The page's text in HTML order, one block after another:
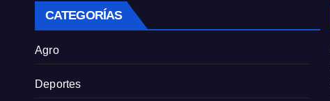
CATEGORÍAS
Agro
Deportes